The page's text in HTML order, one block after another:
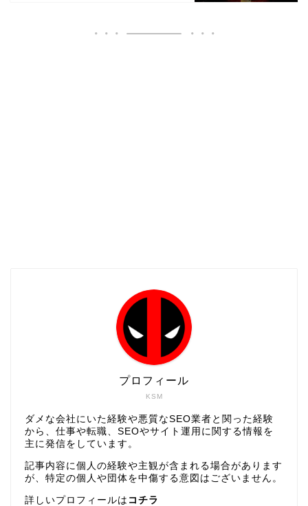
KSM
プロフィール
ダメな会社にいた経験や悪質なSEO業者と関った経験
から、仕事や転職、SEOやサイト運用に関する情報を
主に発信をしています。
記事内容に個人の経験や主観が含まれる場合があります
が、特定の個人や団体を中傷する意図はございません。
詳しいプロフィールは コチラ